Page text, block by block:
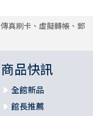
傳真刷卡、虛擬轉帳、郵
商品快訊
全館新品
館長推薦